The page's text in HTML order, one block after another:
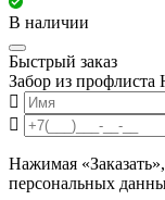
В наличии
Быстрый заказ
Забор из
Нажимая
персональных